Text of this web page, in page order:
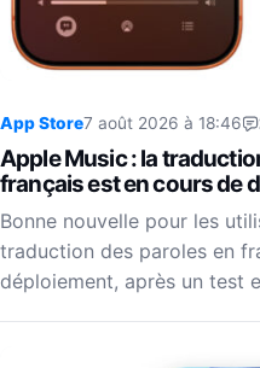
App Store7 août 2026 à 18:46
Apple Music : la
français est en cours de
Bonne nouvelle pour les
traduction des paroles en
déploiement, après un test